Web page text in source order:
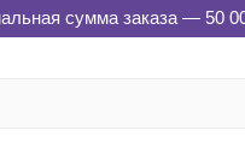
сумма заказа — 50